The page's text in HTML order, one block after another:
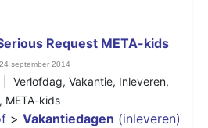
Request META-kids
24 september 2014
| Verlofdag, Vakantie, Inleveren,
, META-kids
> Vakantiedagen (inleveren)